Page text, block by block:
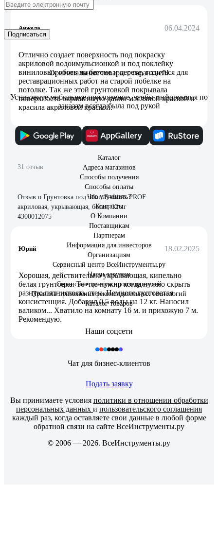
Анжела 06.04.2024
Отлично создает поверхность под покраску
акриловой водоимульсионкой и под поклейку
виниловых обоев на бетоне и дереве, годиться для
реставрационных работ на старой побелке на
потолке. Так же этой грунтовкой покрывала
поверхность окрашенную давно масляной краской и
красила акриловой краской.
31 отзыв
Отзыв о Грунтовка под обои Farbitex PROF
акриловая, укрывающая, белая, 12 кг
4300012075
Юрий 18.02.2025
Хорошая, действительно укрывающая, кипельно
белая грунтовка. То что нужно когда нужно скрыть
разную пятнистость стен. Немного густоватая
консистенция. Добавил 0,5 воды на 12 кг. Наносил
валиком... Хватило на комнату 16 м. и прихожую 7 м.
Рекомендую.
Подписаться
Оригинальные товары с гарантией!
Установите мобильное приложение, чтобы информация по
заказам всегда была под рукой
Каталог
Адреса магазинов
Способы получения
Способы оплаты
Что улучшить?
Контакты
О Компании
Поставщикам
Партнерам
Информация для инвесторов
Организациям
Сервисный центр ВсеИнструменты.ру
Наши закупки
Сервисные центры производителей
Правила применения рекомендательных технологий
Каталог товаров
Наши соцсети
Чат для бизнес-клиентов
Подать заявку
Вы принимаете условия политики в отношении обработки
персональных данных и пользовательского соглашения
каждый раз, когда оставляете свои данные в любой форме
обратной связи на сайте ВсеИнструменты.ру
© 2006 — 2026. ВсеИнструменты.ру